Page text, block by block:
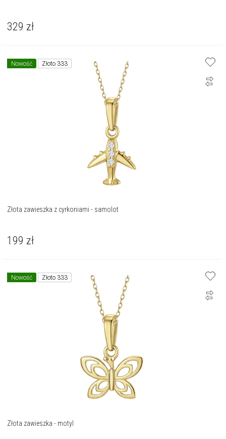
329 zł
Nowość Złoto 333
Złota zawieszka z cyrkoniami - samolot
199 zł
Nowość Złoto 333
Złota zawieszka - motyl